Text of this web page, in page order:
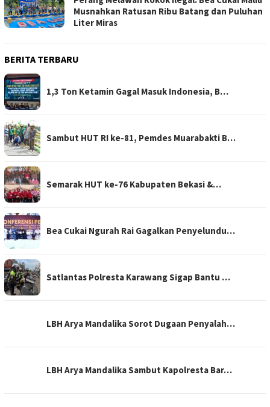
Musnahkan Ratusan Ribu Batang dan Puluhan
Liter Miras
BERITA TERBARU
1,3 Ton Ketamin Gagal Masuk Indonesia, B…
Sambut HUT RI ke-81, Pemdes Muarabakti B…
Semarak HUT ke-76 Kabupaten Bekasi &…
Bea Cukai Ngurah Rai Gagalkan Penyelundu…
Satlantas Polresta Karawang Sigap Bantu …
LBH Arya Mandalika Sorot Dugaan Penyalah…
LBH Arya Mandalika Sambut Kapolresta Bar…